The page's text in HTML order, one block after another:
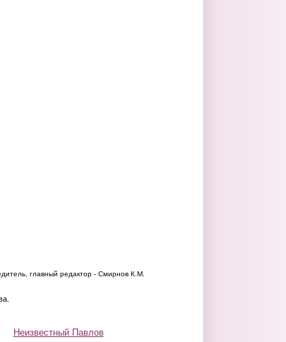
главный редактор - Смирнов К.М.
Неизвестный Павлов